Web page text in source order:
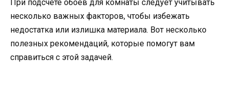
При подсчете обоев для комнаты следует учитывать
несколько важных факторов, чтобы избежать
недостатка или излишка материала. Вот несколько
полезных рекомендаций, которые помогут вам
справиться с этой задачей.